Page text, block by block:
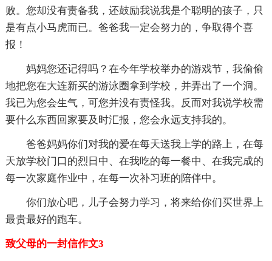
败。您却没有责备我，还鼓励我说我是个聪明的孩子，只
是有点小马虎而已。爸爸我一定会努力的，争取得个喜
报！
妈妈您还记得吗？在今年学校举办的游戏节，我偷偷
地把您在大连新买的游泳圈拿到学校，并弄出了一个洞。
我已为您会生气，可您并没有责怪我。反而对我说学校需
要什么东西回家要及时汇报，您会永远支持我的。
爸爸妈妈你们对我的爱在每天送我上学的路上，在每
天放学校门口的烈日中、在我吃的每一餐中、在我完成的
每一次家庭作业中，在每一次补习班的陪伴中。
你们放心吧，儿子会努力学习，将来给你们买世界上
最贵最好的跑车。
致父母的一封信作文3